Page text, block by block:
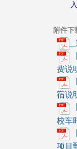
附件下
费说
宿说
校车
项目